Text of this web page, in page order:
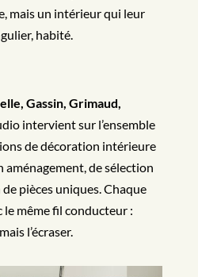
mais un intérieur qui leur
habité.
Gassin, Grimaud,
intervient sur l’ensemble
de décoration intérieure
aménagement, de sélection
pièces uniques. Chaque
même fil conducteur :
l’écraser.